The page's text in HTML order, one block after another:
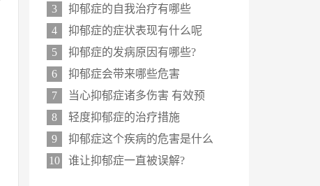
3
抑郁症的自我治疗有哪些
4
抑郁症的症状表现有什么呢
5
抑郁症的发病原因有哪些?
6
抑郁症会带来哪些危害
7
当心抑郁症诸多伤害 有效预
8
轻度抑郁症的治疗措施
9
抑郁症这个疾病的危害是什么
10
谁让抑郁症一直被误解?